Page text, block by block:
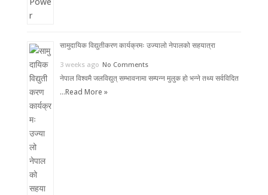
सामुदायिक विद्युतीकरण कार्यक्रमः उज्यालो नेपालको सहयात्रा
3 weeks ago No Comments
नेपाल विश्वमै जलविद्युत् सम्भावनामा सम्पन्न मुलुक हो भन्ने तथ्य सर्वविदित
…Read More »